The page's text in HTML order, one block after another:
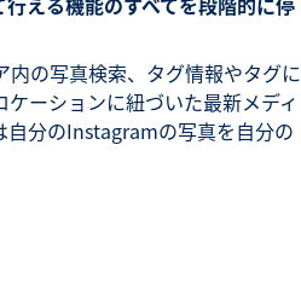
の写真検索、タグ情報やタグに
ーションに紐づいた最新メディ
自分のInstagramの写真を自分の